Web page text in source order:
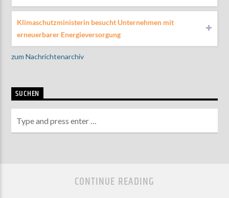
Klimaschutzministerin besucht Unternehmen mit
erneuerbarer Energieversorgung
zum Nachrichtenarchiv
SUCHEN
CONTINUE READING